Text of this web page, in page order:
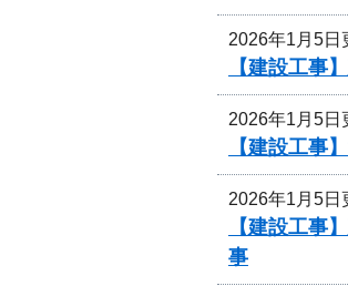
2026年1月5日
【建設工事
2026年1月5日
【建設工事
2026年1月5日
【建設工事
事